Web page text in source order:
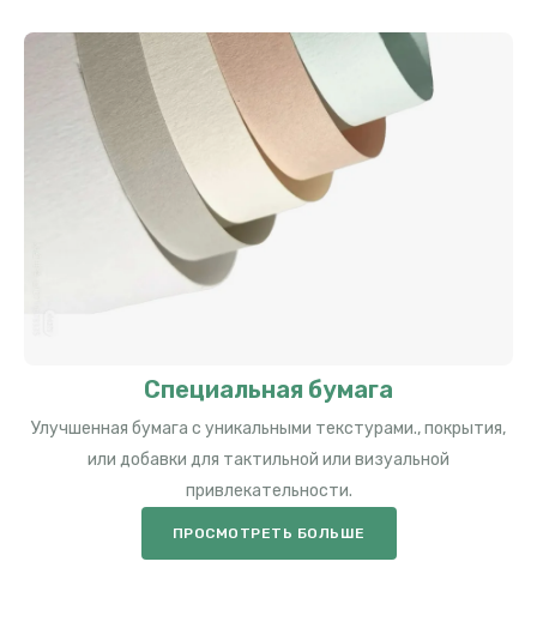
Специальная бумага
Улучшенная бумага с уникальными текстурами., покрытия,
или добавки для тактильной или визуальной
привлекательности.
ПРОСМОТРЕТЬ БОЛЬШЕ